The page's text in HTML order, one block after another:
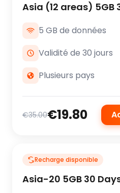
Asia (12 areas) 5GB
5 GB de données
Validité de 30 jours
Plusieurs pays
€35.00€19.80
Recharge disponible
Asia-20 5GB 30